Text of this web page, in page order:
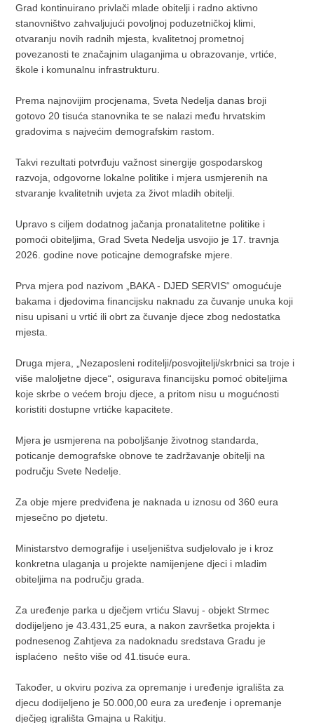
Grad kontinuirano privlači mlade obitelji i radno aktivno
stanovništvo zahvaljujući povoljnoj poduzetničkoj klimi,
otvaranju novih radnih mjesta, kvalitetnoj prometnoj
povezanosti te značajnim ulaganjima u obrazovanje, vrtiće,
škole i komunalnu infrastrukturu.
Prema najnovijim procjenama, Sveta Nedelja danas broji
gotovo 20 tisuća stanovnika te se nalazi među hrvatskim
gradovima s najvećim demografskim rastom.
Takvi rezultati potvrđuju važnost sinergije gospodarskog
razvoja, odgovorne lokalne politike i mjera usmjerenih na
stvaranje kvalitetnih uvjeta za život mladih obitelji.
Upravo s ciljem dodatnog jačanja pronatalitetne politike i
pomoći obiteljima, Grad Sveta Nedelja usvojio je 17. travnja
2026. godine nove poticajne demografske mjere.
Prva mjera pod nazivom „BAKA - DJED SERVIS“ omogućuje
bakama i djedovima financijsku naknadu za čuvanje unuka koji
nisu upisani u vrtić ili obrt za čuvanje djece zbog nedostatka
mjesta.
Druga mjera, „Nezaposleni roditelji/posvojitelji/skrbnici sa troje i
više maloljetne djece“, osigurava financijsku pomoć obiteljima
koje skrbe o većem broju djece, a pritom nisu u mogućnosti
koristiti dostupne vrtićke kapacitete.
Mjera je usmjerena na poboljšanje životnog standarda,
poticanje demografske obnove te zadržavanje obitelji na
području Svete Nedelje.
Za obje mjere predviđena je naknada u iznosu od 360 eura
mjesečno po djetetu.
Ministarstvo demografije i useljeništva sudjelovalo je i kroz
konkretna ulaganja u projekte namijenjene djeci i mladim
obiteljima na području grada.
Za uređenje parka u dječjem vrtiću Slavuj - objekt Strmec
dodijeljeno je 43.431,25 eura, a nakon završetka projekta i
podnesenog Zahtjeva za nadoknadu sredstava Gradu je
isplaćeno nešto više od 41.tisuće eura.
Također, u okviru poziva za opremanje i uređenje igrališta za
djecu dodijeljeno je 50.000,00 eura za uređenje i opremanje
dječjeg igrališta Gmajna u Rakitju.